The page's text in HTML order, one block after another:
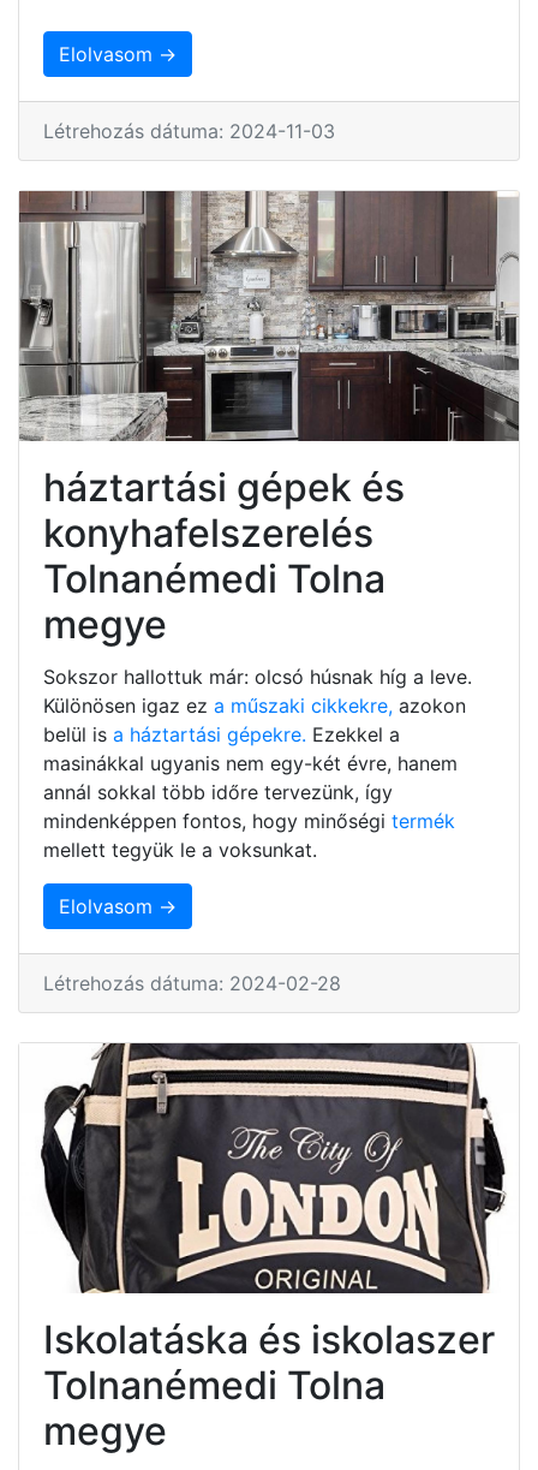
Elolvasom →
Létrehozás dátuma: 2024-11-03
háztartási gépek és
konyhafelszerelés
Tolnanémedi Tolna
megye
Sokszor hallottuk már: olcsó húsnak híg a leve.
Különösen igaz ez a műszaki cikkekre, azokon
belül is a háztartási gépekre. Ezekkel a
masinákkal ugyanis nem egy-két évre, hanem
annál sokkal több időre tervezünk, így
mindenképpen fontos, hogy minőségi termék
mellett tegyük le a voksunkat.
Elolvasom →
Létrehozás dátuma: 2024-02-28
Iskolatáska és iskolaszer
Tolnanémedi Tolna
megye